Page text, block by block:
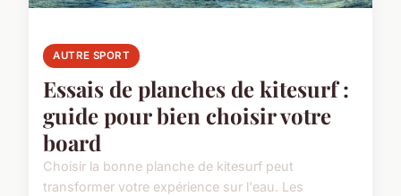
AUTRE SPORT
Essais de planches de kitesurf :
guide pour bien choisir votre
board
Choisir la bonne planche de kitesurf peut
transformer votre expérience sur l'eau. Les